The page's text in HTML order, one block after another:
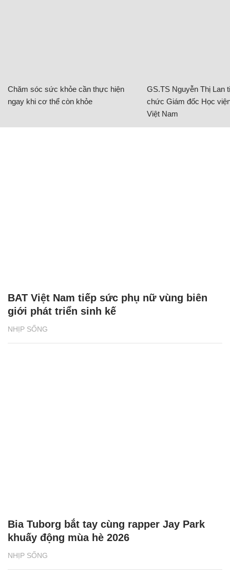
Chăm sóc sức khỏe cần thực hiện
ngay khi cơ thể còn khỏe
GS.TS Nguyễn Thị Lan
chức Giám đốc Học
Việt Nam
NHỊP SỐNG
BAT Việt Nam tiếp sức phụ nữ vùng biên
giới phát triển sinh kế
NHỊP SỐNG
Bia Tuborg bắt tay cùng rapper Jay Park
khuấy động mùa hè 2026